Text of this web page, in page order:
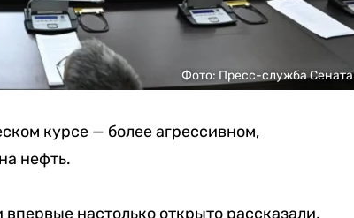
Фото: Пресс-служба Сената
курсе — более агрессивном,
нефть.
настолько открыто рассказали,